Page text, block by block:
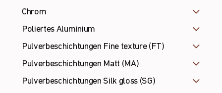
Chrom
Poliertes Aluminium
Pulverbeschichtungen Fine texture (FT)
Pulverbeschichtungen Matt (MA)
Pulverbeschichtungen Silk gloss (SG)